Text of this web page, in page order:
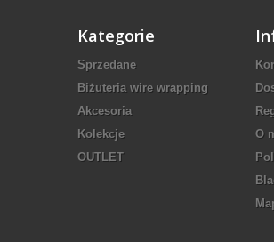
Kategorie
Sprzedane
Biżuteria wire wrapping
Akcesoria
Kolekcje
OUTLET
O